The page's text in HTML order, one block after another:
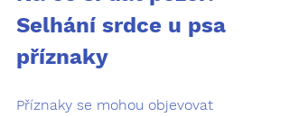
Selhání srdce u psa
příznaky
Příznaky se mohou objevovat